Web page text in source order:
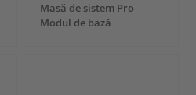
Masă de sistem Pro
Modul de bază